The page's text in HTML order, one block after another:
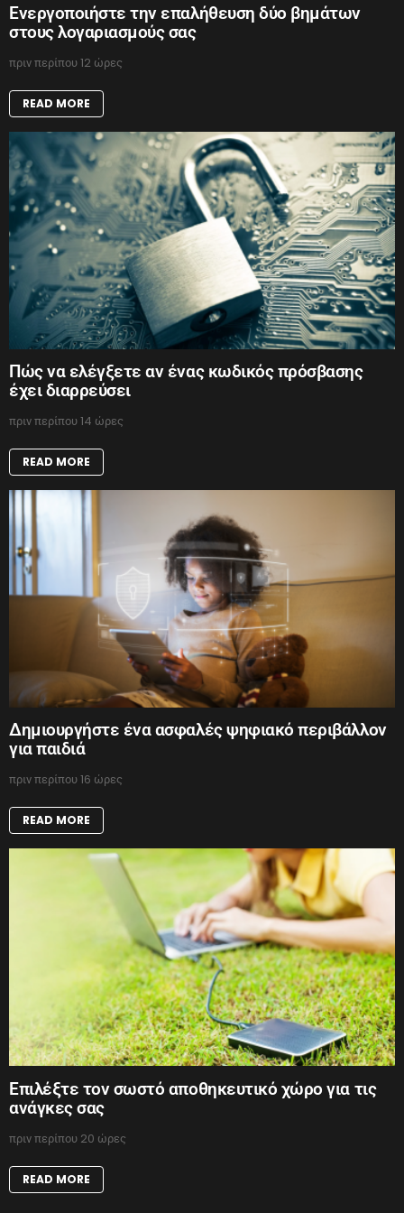
Ενεργοποιήστε την επαλήθευση δύο βημάτων
στους λογαριασμούς σας
πριν περίπου 12 ώρες
READ MORE
Πώς να ελέγξετε αν ένας κωδικός πρόσβασης
έχει διαρρεύσει
πριν περίπου 14 ώρες
READ MORE
Δημιουργήστε ένα ασφαλές ψηφιακό περιβάλλον
για παιδιά
πριν περίπου 16 ώρες
READ MORE
Επιλέξτε τον σωστό αποθηκευτικό χώρο για τις
ανάγκες σας
πριν περίπου 20 ώρες
READ MORE